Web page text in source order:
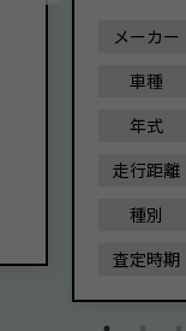
メーカー
車種
年式
走行距離
種別
査定時期